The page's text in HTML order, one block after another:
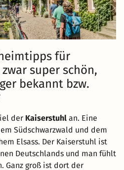
für
super schön,
bekannt bzw.
der Kaiserstuhl an. Eine
Südschwarzwald und dem
Elsass. Der Kaiserstuhl ist
Deutschlands und man fühlt
Ganz groß ist dort der